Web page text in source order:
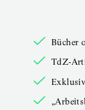
Bücher
TdZ-